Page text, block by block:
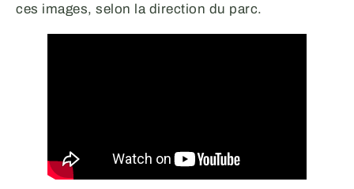
ces images, selon la direction du parc.